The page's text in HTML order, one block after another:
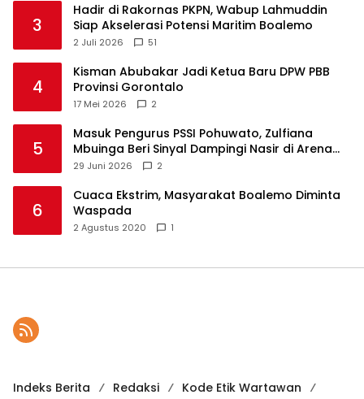
3
Hadir di Rakornas PKPN, Wabup Lahmuddin
Siap Akselerasi Potensi Maritim Boalemo
2 Juli 2026 51
4
Kisman Abubakar Jadi Ketua Baru DPW PBB
Provinsi Gorontalo
17 Mei 2026 2
5
Masuk Pengurus PSSI Pohuwato, Zulfiana
Mbuinga Beri Sinyal Dampingi Nasir di Arena
Politik ?
29 Juni 2026 2
6
Cuaca Ekstrim, Masyarakat Boalemo Diminta
Waspada
2 Agustus 2020 1
Indeks Berita Redaksi Kode Etik Wartawan